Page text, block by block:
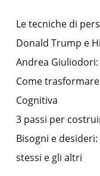
Le tecniche di
Donald Trump e
Andrea
Come
Cognitiva
3 passi per
Bisogni e
stessi e gli altri